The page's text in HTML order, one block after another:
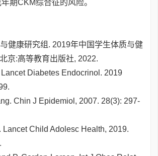
期CKM综合征的风险。
健康研究组. 2019年中国学生体质与健
京:高等教育出版社, 2022.
Lancet Diabetes Endocrinol. 2019
Chin J Epidemiol, 2007. 28(3): 297-
Lancet Child Adolesc Health, 2019.